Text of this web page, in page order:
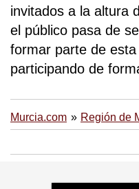
invitados a la altura
el público pasa de
formar parte de
participando de
Murcia.com Región de